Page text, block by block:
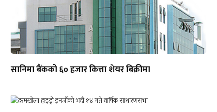
सानिमा बैंकको ६० हजार कित्ता शेयर बिक्रीमा